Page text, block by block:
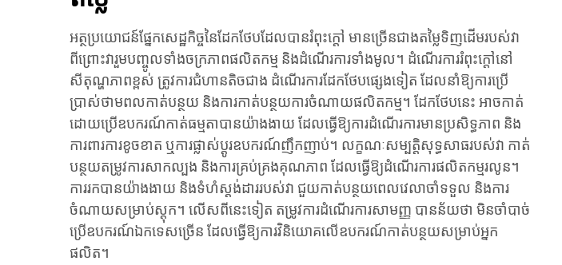
អត្ថប្រយោជន៍ផ្នែកសេដ្ឋកិច្ចនៃដែកថែបដែលបានរំពុះក្តៅ មានច្រើនជាងតម្លៃទិញដើមរបស់វា
ពីព្រោះវារួមបញ្ចូលទាំងចក្រភាពផលិតកម្ម និងដំណើរការទាំងមូល។ ដំណើរការរំពុះក្តៅនៅ
សីតុណ្ហភាពខ្ពស់ ត្រូវការជំហានតិចជាង ដំណើរការដែកថែបផ្សេងទៀត ដែលនាំឱ្យការប្រើ
ប្រាស់ថាមពលកាត់បន្ថយ និងការកាត់បន្ថយការចំណាយផលិតកម្ម។ ដែកថែបនេះ អាចកាត់
ដោយប្រើឧបករណ៍កាត់ធម្មតាបានយ៉ាងងាយ ដែលធ្វើឱ្យការដំណើរការមានប្រសិទ្ធភាព និង
ការពារការខូចខាត ឬការផ្លាស់ប្ដូរឧបករណ៍ញឹកញាប់។ លក្ខណៈសម្បត្តិសុទ្ធសាធរបស់វា កាត់
បន្ថយតម្រូវការសាកល្បង និងការគ្រប់គ្រងគុណភាព ដែលធ្វើឱ្យដំណើរការផលិតកម្មរលូន។
ការរកបានយ៉ាងងាយ និងទំហំស្តង់ដាររបស់វា ជួយកាត់បន្ថយពេលវេលាចាំទទួល និងការ
ចំណាយសម្រាប់ស្តុក។ លើសពីនេះទៀត តម្រូវការដំណើរការសាមញ្ញ បានន័យថា មិនចាំបាច់
ប្រើឧបករណ៍ឯកទេសច្រើន ដែលធ្វើឱ្យការវិនិយោគលើឧបករណ៍កាត់បន្ថយសម្រាប់អ្នក
ផលិត។